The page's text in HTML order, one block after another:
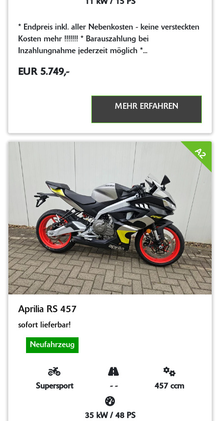
11 kW / 15 PS
* Endpreis inkl. aller Nebenkosten - keine versteckten
Kosten mehr !!!!!!! * Barauszahlung bei
Inzahlungnahme jederzeit möglich *...
EUR 5.749,-
MEHR ERFAHREN
Aprilia RS 457
sofort lieferbar!
Neufahrzeug
Supersport - - 457 ccm
35 kW / 48 PS
A2